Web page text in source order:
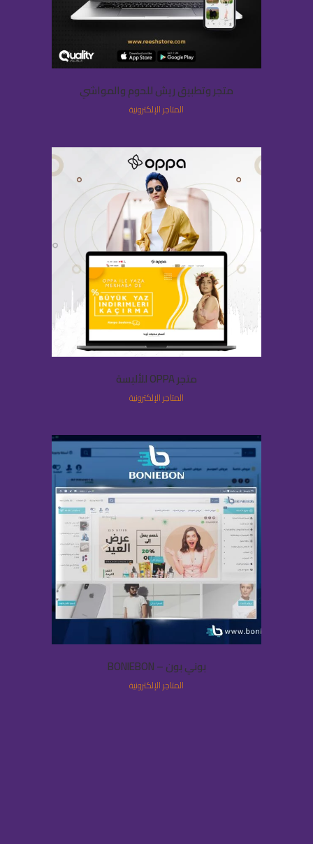
متجر وتطبيق ريش للحوم والمواشي
المتاجر الإلكترونية
متجر OPPA للألبسة
المتاجر الإلكترونية
بوني بون – BONIEBON
المتاجر الإلكترونية